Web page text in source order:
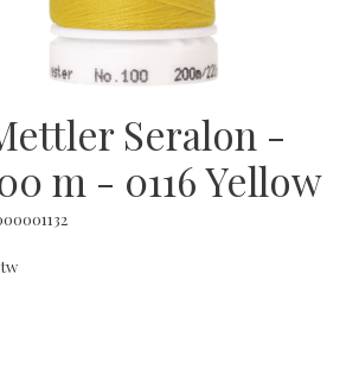
Seralon -
m - 0116 Yellow